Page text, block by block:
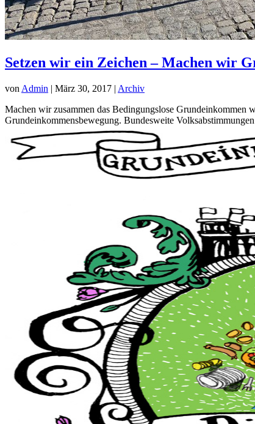
Setzen wir ein Zeichen – Machen wir
von Admin | März 30, 2017 | Archiv
Machen wir zusammen das Bedingungslose Grundeinkommen
Grundeinkommensbewegung. Bundesweite